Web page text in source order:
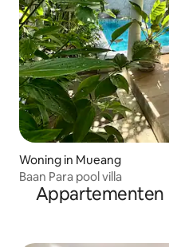
Woning in Mueang
Baan Para pool villa
Appartementen